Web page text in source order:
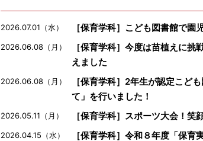
2026.07.01（水） ［保育学科］こども図書館で園
2026.06.08（月）
［保育学科］今度は苗植えに
えました
2026.06.08（月）
［保育学科］2年生が認定こど
て」を行いました！
2026.05.11（月） ［保育学科］スポーツ大会！
2026.04.15（水） ［保育学科］令和８年度「保